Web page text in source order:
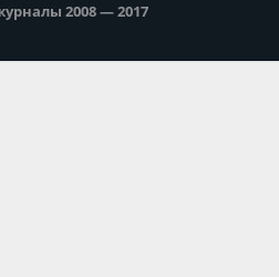
2008 — 2017